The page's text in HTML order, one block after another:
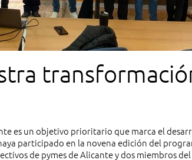
es un objetivo prioritario que marca el
participado en la novena edición del
de pymes de Alicante y dos miembros